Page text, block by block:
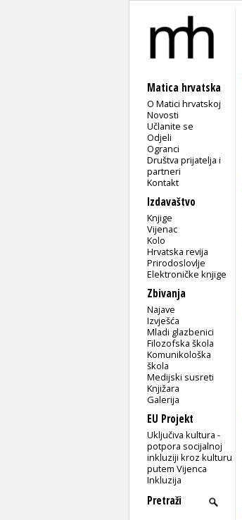
Matica hrvatska
O Matici hrvatskoj
Novosti
Učlanite se
Odjeli
Ogranci
Društva prijatelja i
partneri
Kontakt
Izdavaštvo
Knjige
Vijenac
Kolo
Hrvatska revija
Prirodoslovlje
Elektroničke knjige
Zbivanja
Najave
Izvješća
Mladi glazbenici
Filozofska škola
Komunikološka
škola
Medijski susreti
Knjižara
Galerija
EU Projekt
Uključiva kultura -
potpora socijalnoj
inkluziji kroz kulturu
putem Vijenca
Inkluzija